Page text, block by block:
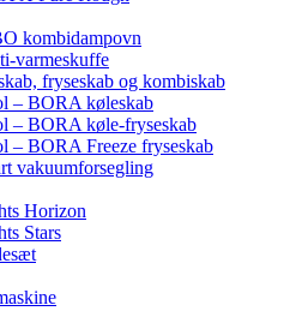
kombidampovn
varmeskuffe
fryseskab og kombiskab
– BORA køleskab
– BORA køle-fryseskab
– BORA Freeze fryseskab
vakuumforsegling
Horizon
Stars